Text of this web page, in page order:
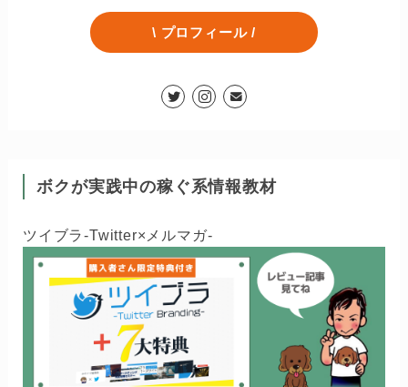
\ プロフィール /
ボクが実践中の稼ぐ系情報教材
ツイブラ-Twitter×メルマガ-